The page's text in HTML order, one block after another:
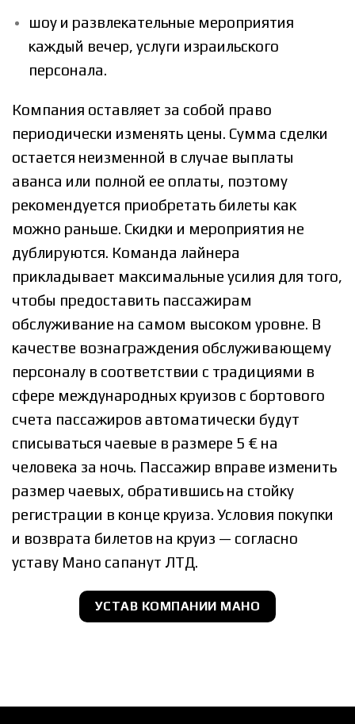
шоу и развлекательные мероприятия
каждый вечер, услуги израильского
персонала.
Компания оставляет за собой право
периодически изменять цены. Сумма сделки
остается неизменной в случае выплаты
аванса или полной ее оплаты, поэтому
рекомендуется приобретать билеты как
можно раньше. Скидки и мероприятия не
дублируются. Команда лайнера
прикладывает максимальные усилия для того,
чтобы предоставить пассажирам
обслуживание на самом высоком уровне. В
качестве вознаграждения обслуживающему
персоналу в соответствии с традициями в
сфере международных круизов с бортового
счета пассажиров автоматически будут
списываться чаевые в размере 5 € на
человека за ночь. Пассажир вправе изменить
размер чаевых, обратившись на стойку
регистрации в конце круиза. Условия покупки
и возврата билетов на круиз — согласно
уставу Мано сапанyт ЛТД.
УСТАВ КОМПАНИИ МАНО